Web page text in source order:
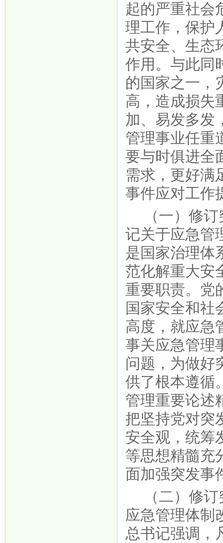
起的严重社会
理工作，保护
共安全、生态
作用。与此同
的国家之一，
高，造成损失
加、易发多发
管理事业任重
要与时俱进全
需求，更好满
事件应对工作
（一）修
记关于应急管
是国家治理体
范化解重大安
重要职责。党
国家安全和社
高度，就应急
事关应急管理
问题，为做好
供了根本遵循
管理重要论述
把坚持党对突
安全观，统筹
等思想精髓充
面加强突发事
（二）修
应急管理体制
总书记强调，